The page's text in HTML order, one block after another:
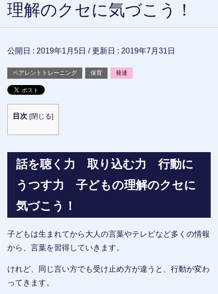
理解のクセに気づこう！
公開日 : 2019年1月5日 / 更新日 : 2019年7月31日
ペアレントトレーニング 保育 発達
目次 [閉じる]
話を聴く力 取り込む力 行動に
うつす力 子どもの理解のクセに
気づこう！
子どもは生まれてから大人の言葉やテレビなど多くの情報
から、言葉を習得していきます。
けれど、同じ言い方でも受け止め方が違うと、行動が変わ
ってきます。